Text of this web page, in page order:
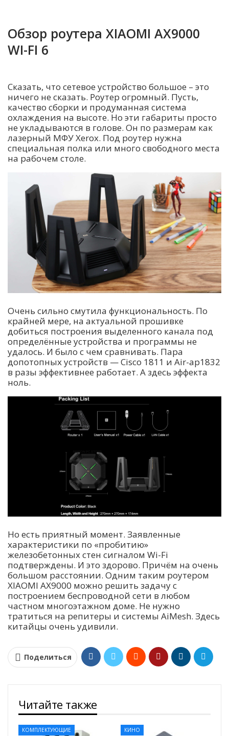
Обзор роутера XIAOMI AX9000
WI-FI 6
Сказать, что сетевое устройство большое – это
ничего не сказать. Роутер огромный. Пусть,
качество сборки и продуманная система
охлаждения на высоте. Но эти габариты просто
не укладываются в голове. Он по размерам как
лазерный МФУ Xerox. Под роутер нужна
специальная полка или много свободного места
на рабочем столе.
Очень сильно смутила функциональность. По
крайней мере, на актуальной прошивке
добиться построения выделенного канала под
определённые устройства и программы не
удалось. И было с чем сравнивать. Пара
допотопных устройств — Cisco 1811 и Air-ap1832
в разы эффективнее работает. А здесь эффекта
ноль.
Но есть приятный момент. Заявленные
характеристики по «пробитию»
железобетонных стен сигналом Wi-Fi
подтверждены. И это здорово. Причём на очень
большом расстоянии. Одним таким роутером
XIAOMI AX9000 можно решить задачу с
построением беспроводной сети в любом
частном многоэтажном доме. Не нужно
тратиться на репитеры и системы AiMesh. Здесь
китайцы очень удивили.
Поделиться
Читайте также
КОМПЛЕКТУЮЩИЕ КИНО